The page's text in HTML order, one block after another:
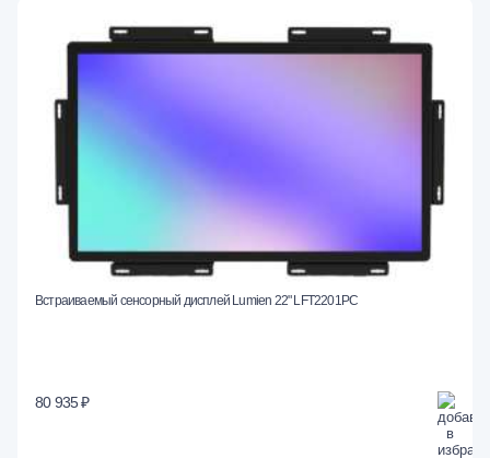
Встраиваемый сенсорный дисплей Lumien 22" LFT2201PC
80 935 ₽